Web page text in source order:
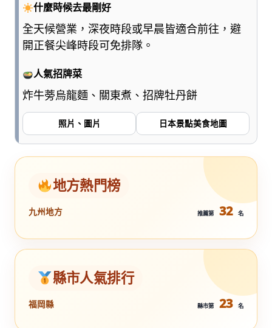
什麼時候去最剛好
全天候營業，深夜時段或早晨皆適合前往，避
開正餐尖峰時段可免排隊。
人氣招牌菜
炸牛蒡烏龍麵、關東煮、招牌牡丹餅
照片、圖片 日本景點美食地圖
地方熱門榜
九州地方 推薦第 32 名
縣市人氣排行
福岡縣 縣市第 23 名